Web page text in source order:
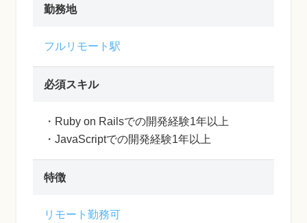
勤務地
フルリモート駅
必須スキル
・Ruby on Railsでの開発経験1年以上
・JavaScriptでの開発経験1年以上
特徴
リモート勤務可